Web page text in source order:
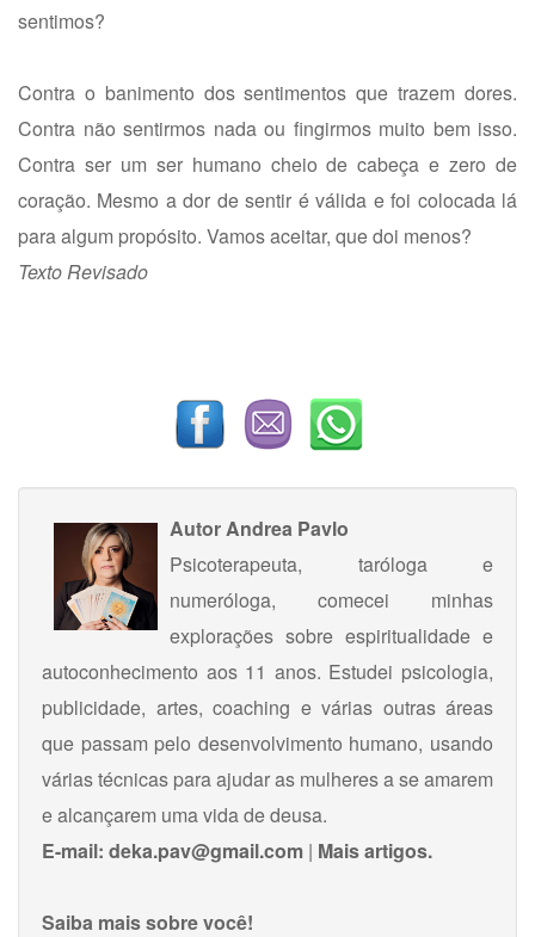
sentimos?
Contra o banimento dos sentimentos que trazem dores.
Contra não sentirmos nada ou fingirmos muito bem isso.
Contra ser um ser humano cheio de cabeça e zero de
coração. Mesmo a dor de sentir é válida e foi colocada lá
para algum propósito. Vamos aceitar, que doi menos?
Texto Revisado
AutorAndrea Pavlo
Psicoterapeuta, taróloga e
numeróloga, comecei minhas
explorações sobre espiritualidade e
autoconhecimento aos 11 anos. Estudei psicologia,
publicidade, artes, coaching e várias outras áreas
que passam pelo desenvolvimento humano, usando
várias técnicas para ajudar as mulheres a se amarem
e alcançarem uma vida de deusa.
E-mail: deka.pav@gmail.com | Mais artigos.
Saiba mais sobre você!